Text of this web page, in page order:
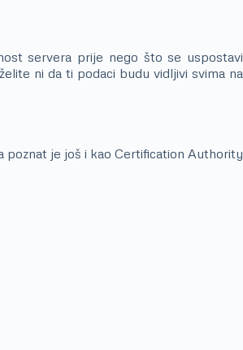
servera prije nego što se uspostavi
ni da ti podaci budu vidljivi svima na
poznat je još i kao Certification Authority